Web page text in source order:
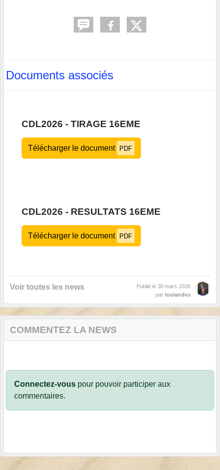
Documents associés
CDL2026 - TIRAGE 16EME
Télécharger le document PDF
CDL2026 - RESULTATS 16EME
Télécharger le document PDF
Voir toutes les news Publié le 30 mars 2026
par loulandes
COMMENTEZ LA NEWS
Connectez-vous pour pouvoir participer aux
commentaires.